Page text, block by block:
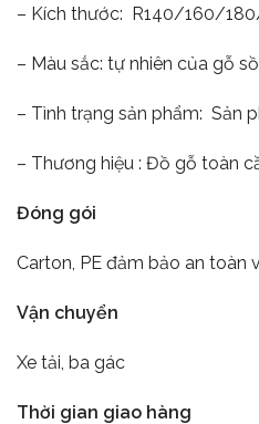
– Kích thước: R140/160/
– Màu sắc: tự nhiên của gỗ
– Tình trạng sản phẩm: Sản
– Thương hiệu : Đồ gỗ toàn
Đóng gói
Carton, PE đảm bảo an toàn
Vận chuyển
Xe tải, ba gác
Thời gian giao hàng